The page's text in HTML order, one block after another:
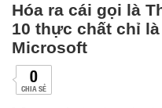
Hóa ra cái gọi là
10 thực chất chỉ
Microsoft
0
CHIA SẺ